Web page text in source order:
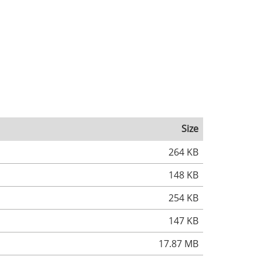
Size
264 KB
148 KB
254 KB
147 KB
17.87 MB